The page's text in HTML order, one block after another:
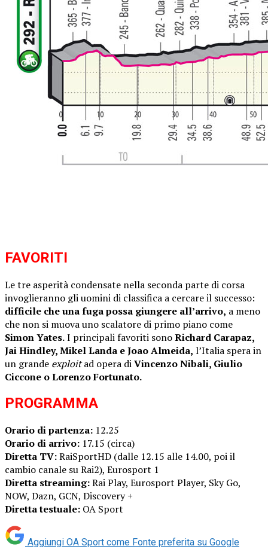
FAVORITI
Le tre asperità condensate nella seconda parte di corsa
invoglieranno gli uomini di classifica a cercare il successo:
difficile che una fuga possa giungere all’arrivo, a meno
che non si muova uno scalatore di primo piano come
Simon Yates.I principali favoriti sonoRichard Carapaz,
Jai Hindley, Mikel Landa e Joao Almeida, l’Italia spera in
un grande exploitad opera diVincenzo Nibali, Giulio
Ciccone o Lorenzo Fortunato.
PROGRAMMA
Orario di partenza: 12.25
Orario di arrivo: 17.15 (circa)
Diretta TV:RaiSportHD (dalle 12.15 alle 14.00, poi il
cambio canale su Rai2), Eurosport 1
Diretta streaming:Rai Play, Eurosport Player, Sky Go,
NOW, Dazn, GCN, Discovery +
Diretta testuale: OA Sport
Aggiungi OA Sport come Fonte preferita su Google